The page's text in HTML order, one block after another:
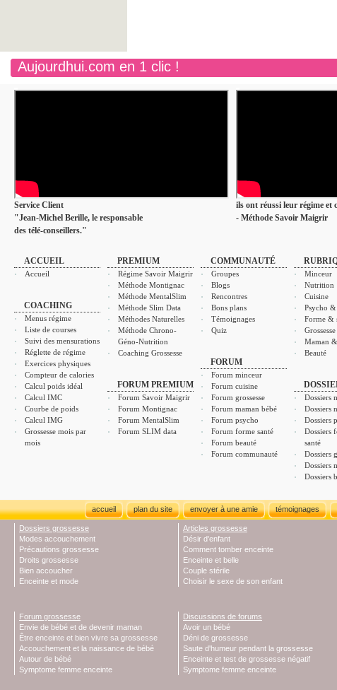
Aujourdhui.com en 1 clic !
Service Client
"Jean-Michel Berille, le responsable
des télé-conseillers."
ils ont réussi leur régime et
- Méthode Savoir Maigrir
ACCUEIL
Accueil
COACHING
Menus régime
Liste de courses
Suivi des mensurations
Réglette de régime
Exercices physiques
Compteur de calories
Calcul poids idéal
Calcul IMC
Courbe de poids
Calcul IMG
Grossesse mois par
mois
PREMIUM
Régime Savoir Maigrir
Méthode Montignac
Méthode MentalSlim
Méthode Slim Data
Méthodes Naturelles
Méthode Chrono-
Géno-Nutrition
Coaching Grossesse
FORUM PREMIUM
Forum Savoir Maigrir
Forum Montignac
Forum MentalSlim
Forum SLIM data
COMMUNAUTÉ
Groupes
Blogs
Rencontres
Bons plans
Témoignages
Quiz
FORUM
Forum minceur
Forum cuisine
Forum grossesse
Forum maman bébé
Forum psycho
Forum forme santé
Forum beauté
Forum communauté
Minceur
Nutrition
Cuisine
Psycho &
Forme &
Grossesse
Maman
Beauté
Dossiers
Dossiers
Dossiers
Dossiers
santé
Dossiers
Dossiers
Dossiers
accueil plan du site envoyer à une amie témoignages
Dossiers grossesse
Modes accouchement
Précautions grossesse
Droits grossesse
Bien accoucher
Enceinte et mode
Articles grossesse
Désir d'enfant
Comment tomber enceinte
Enceinte et belle
Couple stérile
Choisir le sexe de son enfant
Forum grossesse
Envie de bébé et de devenir maman
Être enceinte et bien vivre sa grossesse
Accouchement et la naissance de bébé
Autour de bébé
Symptome femme enceinte
Discussions de forums
Avoir un bébé
Déni de grossesse
Saute d'humeur pendant la grossesse
Enceinte et test de grossesse négatif
Symptome femme enceinte